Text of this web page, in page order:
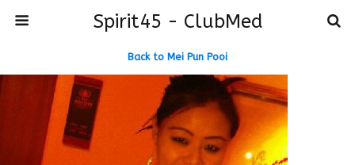
Spirit45 - ClubMed
Back to Mei Pun Pooi